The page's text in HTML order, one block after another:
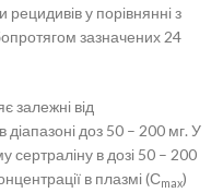
у порівнянні з
зазначених 24
залежні від
діапазоні доз 50 – 200 мг. У
сертраліну в дозі 50 – 200
в плазмі (Сmax)